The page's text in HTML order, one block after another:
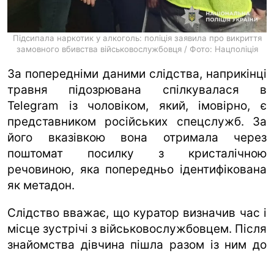
Підсипала наркотик у алкоголь: поліція заявила про викриття
замовного вбивства військовослужбовця / Фото: Нацполіція
За попередніми даними слідства, наприкінці
травня підозрювана спілкувалася в
Telegram із чоловіком, який, імовірно, є
представником російських спецслужб. За
його вказівкою вона отримала через
поштомат посилку з кристалічною
речовиною, яка попередньо ідентифікована
як метадон.
Слідство вважає, що куратор визначив час і
місце зустрічі з військовослужбовцем. Після
знайомства дівчина пішла разом із ним до